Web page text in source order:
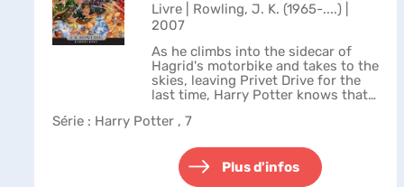
Livre | Rowling, J. K. (1965-....) |
2007
As he climbs into the sidecar of
Hagrid's motorbike and takes to the
skies, leaving Privet Drive for the
last time, Harry Potter knows that
Eaters are not far behind. The
Série : Harry Potter , 7
Plus d'infos